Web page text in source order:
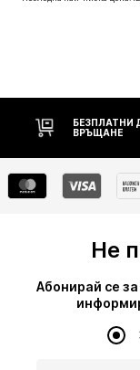
БЕЗПЛАТНИ
ВРЪЩАНЕ
Не
Абонирай се